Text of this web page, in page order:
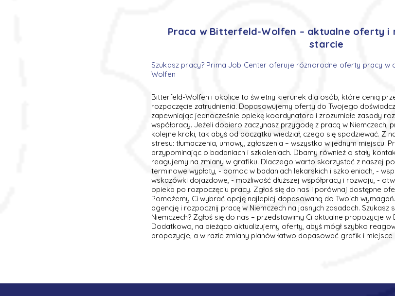
Praca w Bitterfeld-Wolfen – aktualne oferty i
starcie
Szukasz pracy? Prima Job Center oferuje różnorodne oferty pracy w
Wolfen
Bitterfeld-Wolfen i okolice to świetny kierunek dla osób, które cenią
rozpoczęcie zatrudnienia. Dopasowujemy oferty do Twojego
zapewniając jednocześnie opiekę koordynatora i zrozumiałe zasady
współpracy. Jeżeli dopiero zaczynasz przygodę z pracą w Niemczech,
kolejne kroki, tak abyś od początku wiedział, czego się spodziewać. Z
stresu: tłumaczenia, umowy, zgłoszenia – wszystko w jednym miejscu.
przypominając o badaniach i szkoleniach. Dbamy również o stały
reagujemy na zmiany w grafiku. Dlaczego warto skorzystać z naszej
terminowe wypłaty, - pomoc w badaniach lekarskich i szkoleniach, -
wskazówki dojazdowe, - możliwość dłuższej współpracy i rozwoju, -
opieka po rozpoczęciu pracy. Zgłoś się do nas i porównaj dostępne
Pomożemy Ci wybrać opcję najlepiej dopasowaną do Twoich
agencję i rozpocznij pracę w Niemczech na jasnych zasadach.
Niemczech? Zgłoś się do nas – przedstawimy Ci aktualne propozycje
Dodatkowo, na bieżąco aktualizujemy oferty, abyś mógł szybko
propozycje, a w razie zmiany planów łatwo dopasować grafik i miejsce